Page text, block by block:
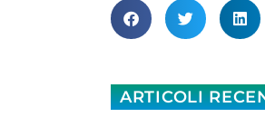
ARTICOLI